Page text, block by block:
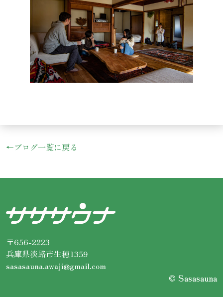
←ブログ一覧に戻る
〒656-2223
兵庫県淡路市生穂1359
sasasauna.awaji@gmail.com
© Sasasauna